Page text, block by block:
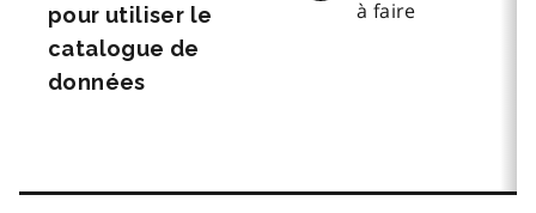
pour utiliser le
catalogue de
données
à faire